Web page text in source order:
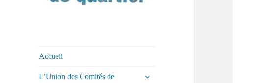
quartier de la
ville de Tours
Accueil
L’Union des Comités de
ouvrir